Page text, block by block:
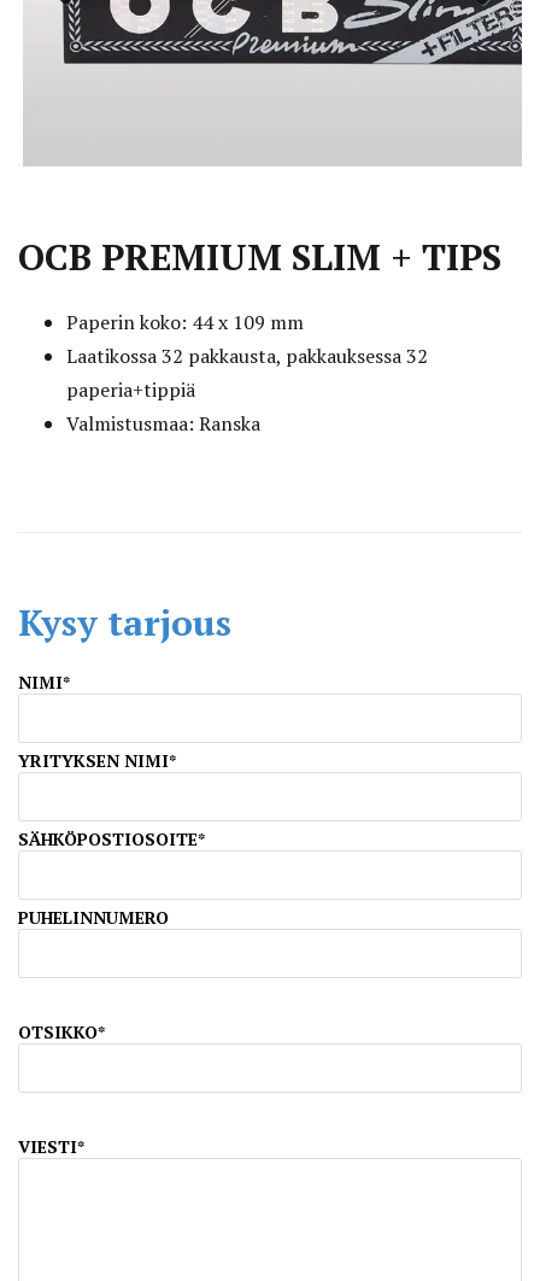
Previous Next
OCB PREMIUM SLIM + TIPS
Paperin koko: 44 x 109 mm
Laatikossa 32 pakkausta, pakkauksessa 32
paperia+tippiä
Valmistusmaa: Ranska
Kysy tarjous
NIMI*
YRITYKSEN NIMI*
SÄHKÖPOSTIOSOITE*
PUHELINNUMERO
OTSIKKO*
VIESTI*